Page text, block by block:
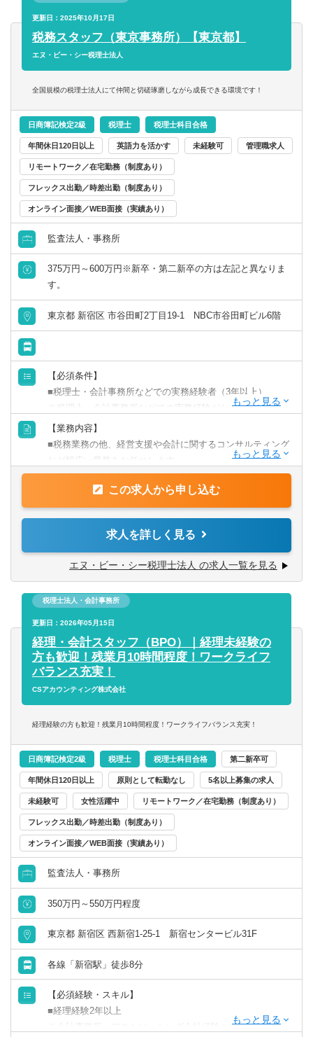
【使用ソフト】
勘定奉行、弥生会計 、財務応援 、会計王
【クライアント】
個人事業主～中小企業が中心。
籍やセミナーがきっかけでお問い合わせいただくお客様が
半数以上です。
※先輩スタッフ指導のもと、経験や能力に合わせて業務を
お任せしていきます。
※基本的には、月次監査から決算まで一通りの業務を担当
します。
※巡回監査や資料の提供、経営アドバイスなどで外勤が中
心です。
も可能です。
更新日：2025年10月17日
税務スタッフ（東京事務所）【東京都】
エヌ・ビー・シー税理士法人
全国規模の税理士法人にて仲間と切磋琢磨しながら成長できる環境です！
日商簿記検定2級 税理士 税理士科目合格
年間休日120日以上 英語力を活かす 未経験可 管理職求人
リモートワーク／在宅勤務（制度あり）
フレックス出勤／時差出勤（制度あり）
オンライン面接／WEB面接（実績あり）
監査法人・事務所
375万円～600万円※新卒・第二新卒の方は左記と異なりま
す。
東京都 新宿区 市谷田町2丁目19-1 NBC市谷田町ビル6階
【必須条件】
■税理士・会計事務所などでの実務経験者（3年以上）
※税理士・会計事務所などでの実務経験がない場合は
当求人の業務内容の経験がある方や税理士試験科目合格
者（科目数問わず）または日商簿記2級合格者
【求める人物像】
■自ら進んで学ぶ成長意欲の高い方
■税務業務だけではなくコンサルティングなど、幅広い仕事
に挑戦してみたい方
【業務内容】
■税務業務の他、経営支援や会計に関するコンサルティング
など幅広い業務をお任せします。
【具体的には】
■月次監査・決算
■資金改善支援
■経理事務改善
■自社株式相続対策
■新規開業・創業支援
■M&A支援
■外部監査
■会計コンサルティング業務
など
【使用ソフト】
【クライアント】
個人事業主～中小企業が中心。
グループ企業や既存のお客様からの紹介、当グループの書
籍やセミナーがきっかけでお問い合わせいただくお客様が
半数以上です。
※先輩スタッフ指導のもと、経験や能力に合わせて業務を
※基本的には、月次監査から決算まで一通りの業務を担当
※巡回監査や資料の提供、経営アドバイスなどで外勤が中
心です。
も可能です。
この求人から申し込む
求人を詳しく見る
エヌ・ビー・シー税理士法人 の求人一覧を見る
税理士法人・会計事務所
更新日：2026年05月15日
経理・会計スタッフ（BPO）｜経理未経験の
方も歓迎！残業月10時間程度！ワークライフ
バランス充実！
CSアカウンティング株式会社
経理経験の方も歓迎！残業月10時間程度！ワークライフバランス充実！
日商簿記検定2級 税理士 税理士科目合格 第二新卒可
年間休日120日以上 原則として転勤なし 5名以上募集の求人
未経験可 女性活躍中 リモートワーク／在宅勤務（制度あり）
フレックス出勤／時差出勤（制度あり）
オンライン面接／WEB面接（実績あり）
監査法人・事務所
350万円～550万円程度
東京都 新宿区 西新宿1-25-1 新宿センタービル31F
各線「新宿駅」徒歩8分
【必須経験・スキル】
■経理経験2年以上
※会計事務所、アウトソーシング会社経験の方も歓迎いた